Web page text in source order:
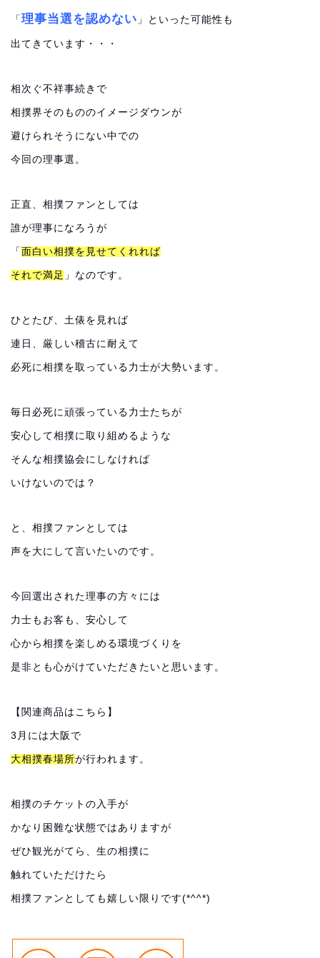
「 理事当選を認めない 」といった可能性も
出てきています・・・
相次ぐ不祥事続きで
相撲界そのもののイメージダウンが
避けられそうにない中での
今回の理事選。
正直、相撲ファンとしては
誰が理事になろうが
「 面白い相撲を見せてくれれば
それで満足 」なのです。
ひとたび、土俵を見れば
連日、厳しい稽古に耐えて
必死に相撲を取っている力士が大勢います。
毎日必死に頑張っている力士たちが
安心して相撲に取り組めるような
そんな相撲協会にしなければ
いけないのでは？
と、相撲ファンとしては
声を大にして言いたいのです。
今回選出された理事の方々には
力士もお客も、安心して
心から相撲を楽しめる環境づくりを
是非とも心がけていただきたいと思います。
【関連商品はこちら】
3月には大阪で
大相撲春場所が行われます。
相撲のチケットの入手が
かなり困難な状態ではありますが
ぜひ観光がてら、生の相撲に
触れていただけたら
相撲ファンとしても嬉しい限りです(*^^*)